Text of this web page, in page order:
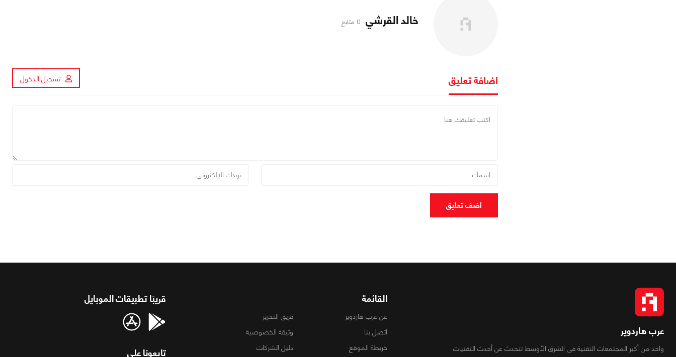
خالد القرشي 0 متابع
اضافة تعليق تسجيل الدخول
اضف تعليق
عرب هاردوير
واحد من أكبر المجتمعات التقنية فى الشرق الأوسط تتحدث عن أحدث التقنيات
القائمة
عن عرب هاردوير
فريق التحرير
اتصل بنا
وثيقة الخصوصية
خريطة الموقع
دليل الشركات
قريبًا تطبيقات الموبايل
تابعونا على